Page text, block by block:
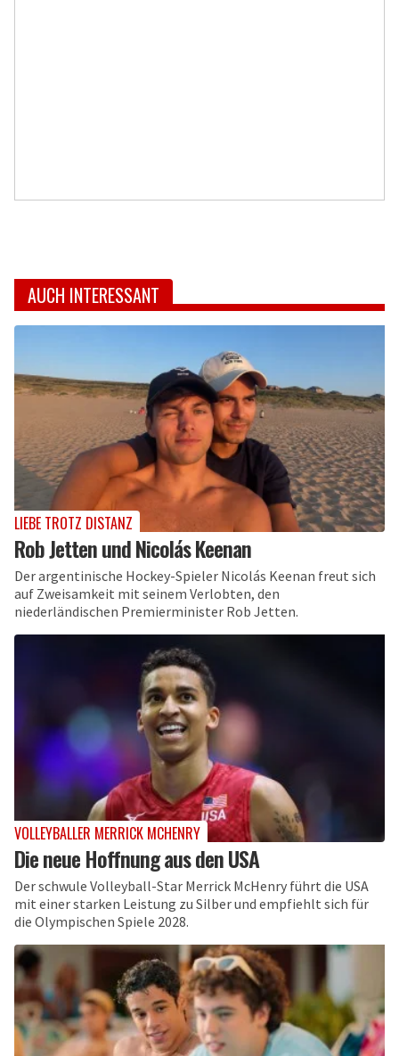
AUCH INTERESSANT
LIEBE TROTZ DISTANZ
Rob Jetten und Nicolás Keenan
Der argentinische Hockey-Spieler Nicolás Keenan freut sich
auf Zweisamkeit mit seinem Verlobten, den
niederländischen Premierminister Rob Jetten.
VOLLEYBALLER MERRICK MCHENRY
Die neue Hoffnung aus den USA
Der schwule Volleyball-Star Merrick McHenry führt die USA
mit einer starken Leistung zu Silber und empfiehlt sich für
die Olympischen Spiele 2028.